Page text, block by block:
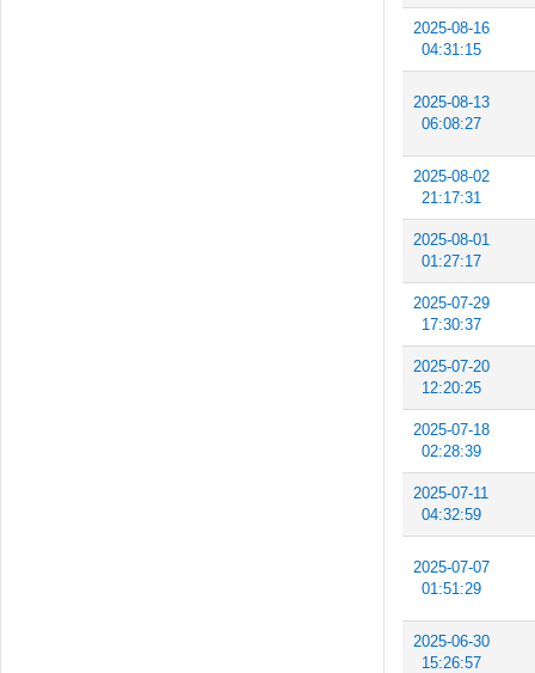
2025-08-16
04:31:15
2025-08-13
06:08:27
2025-08-02
21:17:31
2025-08-01
01:27:17
2025-07-29
17:30:37
2025-07-20
12:20:25
2025-07-18
02:28:39
2025-07-11
04:32:59
2025-07-07
01:51:29
2025-06-30
15:26:57